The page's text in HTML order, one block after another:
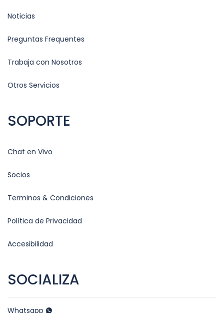
Noticias
Preguntas Frequentes
Trabaja con Nosotros
Otros Servicios
SOPORTE
Chat en Vivo
Socios
Terminos & Condiciones
Política de Privacidad
Accesibilidad
SOCIALIZA
Whatsapp